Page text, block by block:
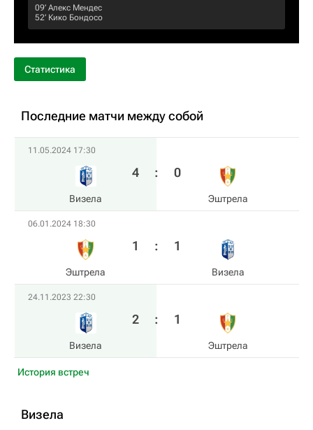
09‎’‎ Алекс Мендес
52‎’‎ Кико Бондосо
Статистика
Последние матчи между собой
11.05.2024 17:30
Визела
4 : 0
Эштрела
06.01.2024 18:30
Эштрела
1 : 1
Визела
24.11.2023 22:30
Визела
2 : 1
Эштрела
История встреч
Визела